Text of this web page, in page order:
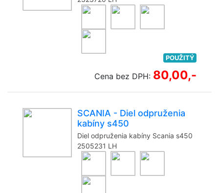
POUŽITÝ
Cena bez DPH: 80,00,-
SCANIA - Diel odpruženia
kabíny s450
Diel odpruženia kabíny Scania s450
2505231 LH